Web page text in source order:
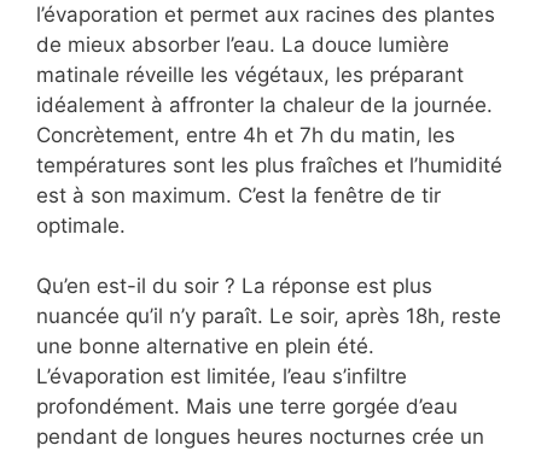
l’évaporation et permet aux racines des plantes
de mieux absorber l’eau. La douce lumière
matinale réveille les végétaux, les préparant
idéalement à affronter la chaleur de la journée.
Concrètement, entre 4h et 7h du matin, les
températures sont les plus fraîches et l’humidité
est à son maximum. C’est la fenêtre de tir
optimale.
Qu’en est-il du soir ? La réponse est plus
nuancée qu’il n’y paraît. Le soir, après 18h, reste
une bonne alternative en plein été.
L’évaporation est limitée, l’eau s’infiltre
profondément. Mais une terre gorgée d’eau
pendant de longues heures nocturnes crée un